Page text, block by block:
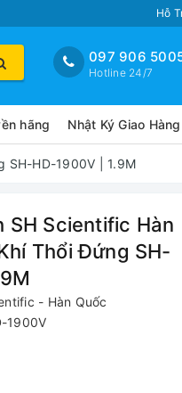
Hỗ
097 906
Hotline 24/7
hãng Nhật Ký Giao Hàng
SH-HD-1900V | 1.9M
SH Scientific Hàn
Thổi Đứng SH-
- Hàn Quốc
1900V